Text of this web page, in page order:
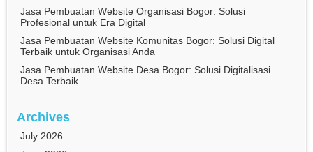
Jasa Pembuatan Website Organisasi Bogor: Solusi
Profesional untuk Era Digital
Jasa Pembuatan Website Komunitas Bogor: Solusi Digital
Terbaik untuk Organisasi Anda
Jasa Pembuatan Website Desa Bogor: Solusi Digitalisasi
Desa Terbaik
Archives
July 2026